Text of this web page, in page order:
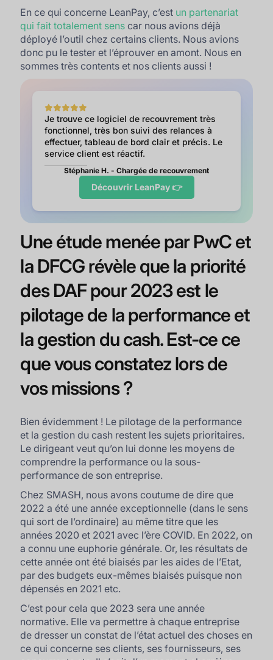
En ce qui concerne LeanPay, c’est un partenariat
qui fait totalement sens car nous avions déjà
déployé l’outil chez certains clients. Nous avions
donc pu le tester et l’éprouver en amont. Nous en
sommes très contents et nos clients aussi !
Je trouve ce logiciel de recouvrement très
fonctionnel, très bon suivi des relances à
effectuer, tableau de bord clair et précis. Le
service client est réactif.
Stéphanie H. - Chargée de recouvrement
Découvrir LeanPay 👉
Une étude menée par PwC et
la DFCG révèle que la priorité
des DAF pour 2023 est le
pilotage de la performance et
la gestion du cash. Est-ce ce
que vous constatez lors de
vos missions ?
Bien évidemment ! Le pilotage de la performance
et la gestion du cash restent les sujets prioritaires.
Le dirigeant veut qu’on lui donne les moyens de
comprendre la performance ou la sous-
performance de son entreprise.
Chez SMASH, nous avons coutume de dire que
2022 a été une année exceptionnelle (dans le sens
qui sort de l’ordinaire) au même titre que les
années 2020 et 2021 avec l’ère COVID. En 2022, on
a connu une euphorie générale. Or, les résultats de
cette année ont été biaisés par les aides de l’Etat,
par des budgets eux-mêmes biaisés puisque non
dépensés en 2021 etc.
C’est pour cela que 2023 sera une année
normative. Elle va permettre à chaque entreprise
de dresser un constat de l’état actuel des choses en
ce qui concerne ses clients, ses fournisseurs, ses